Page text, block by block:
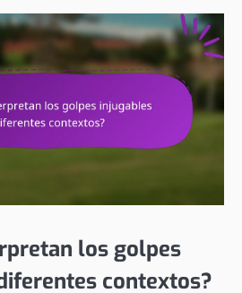
los golpes
contextos?